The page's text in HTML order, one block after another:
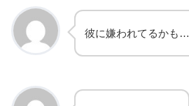
彼に嫌われてるかも…